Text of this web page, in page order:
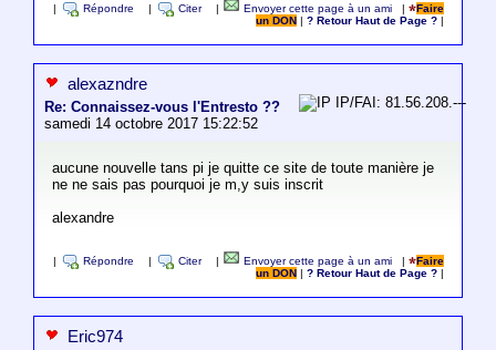
Répondre Citer Envoyer cette page à un ami |
Faire
un DON
|? Retour Haut de Page ?
alexazndre
Re: Connaissez-vous l'Entresto ??
samedi 14 octobre 2017 15:22:52
IP/FAI: 81.56.208.---
aucune nouvelle tans pi je quitte ce site de toute manière je
ne ne sais pas pourquoi je m,y suis inscrit
alexandre
Répondre Citer Envoyer cette page à un ami |
Faire
un DON
|? Retour Haut de Page ?
Eric974